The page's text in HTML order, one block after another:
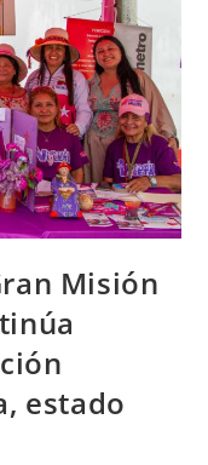
Misión
estado